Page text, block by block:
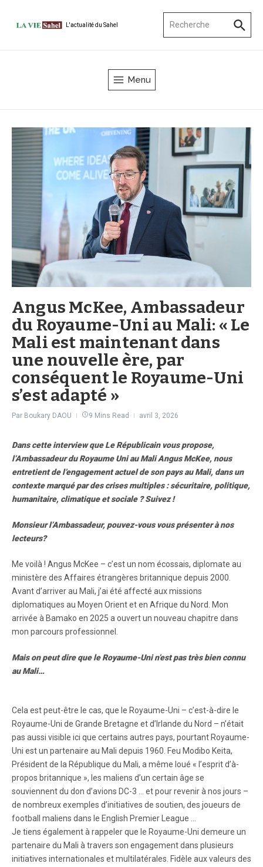
L'actualité du Sahel
Menu
Angus McKee, Ambassadeur
du Royaume-Uni au Mali: « Le
Mali est maintenant dans
une nouvelle ère, par
conséquent le Royaume-Uni
s’est adapté »
Par Boukary DAOU 9 Mins Read avril 3, 2026
Dans cette interview que Le Républicain vous propose,
l’Ambassadeur du Royaume Uni au Mali Angus McKee, nous
entretient de l’engagement actuel de son pays au Mali, dans un
contexte marqué par des crises multiples : sécuritaire, politique,
humanitaire, climatique et sociale ? Suivez !
Monsieur l’Ambassadeur, pouvez-vous vous présenter à nos
lecteurs?
Me voilà ! Angus McKee – c’est un nom écossais, diplomate au
ministère des Affaires étrangères britannique depuis 2000.
Avant d’arriver au Mali, j’ai été affecté aux missions
diplomatiques au Moyen Orient et en Afrique du Nord. Mon
arrivée à Bamako en 2025 a ouvert un nouveau chapitre dans
mon parcours professionnel.
Mais on peut dire que le Royaume-Uni n’est pas très bien connu
au Mali…
Cela est peut-être le cas, que le Royaume-Uni – c’est-à-dire le
Royaume-Uni de Grande Bretagne et d’Irlande du Nord – n’était
pas aussi visible ici que certains autres pays, pourtant Royaume-
Uni est un partenaire au Mali depuis 1960. Feu Modibo Keita,
Président de la République du Mali, a même loué « l’esprit d’à-
propos britannique », les maliens d’un certain âge se
souviennent du don d’avions DC-3 … et pour revenir à nos jours –
de nombreux exemples d’initiatives de soutien, des joueurs de
football maliens dans le English Premier League …
Je tiens également à rappeler que le Royaume-Uni demeure un
partenaire du Mali à travers son engagement dans plusieurs
initiatives internationales et multilatérales. Fidèle aux valeurs des